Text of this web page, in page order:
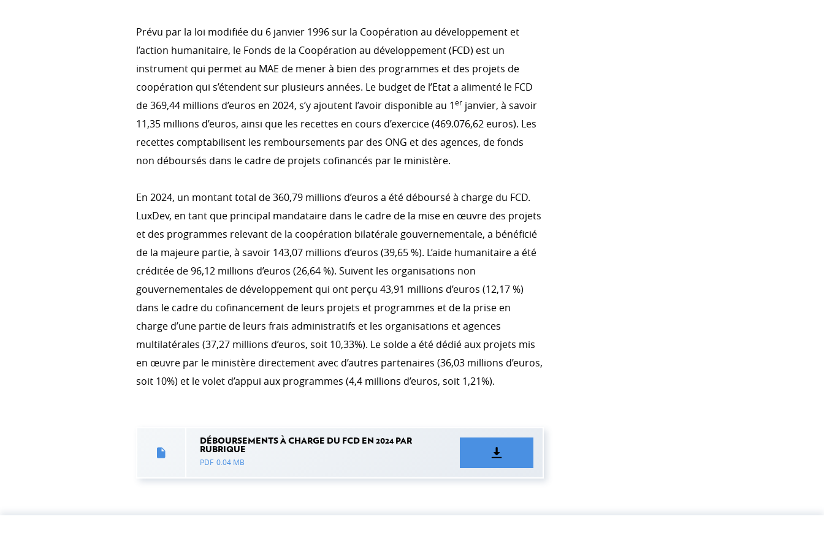
Environnement et changement climatique
Genre
Droits humains
EFFICACITÉ DU DÉVELOPPEMENT
OCDE CAD
Évaluation
Système d'information
COHÉRENCE DES POLITIQUES
développement
LUXEMBOURGEOISE
Témoignage
RAPPORT EN PDF
Prévu par la loi modifiée du 6 janvier 1996 sur la Coopération au développement et
l’action humanitaire, le Fonds de la Coopération au développement (FCD) est un
instrument qui permet au MAE de mener à bien des programmes et des projets de
coopération qui s’étendent sur plusieurs années. Le budget de l’Etat a alimenté le FCD
de 369,44 millions d’euros en 2024, s’y ajoutent l’avoir disponible au 1er janvier, à savoir
11,35 millions d’euros, ainsi que les recettes en cours d’exercice (469.076,62 euros). Les
recettes comptabilisent les remboursements par des ONG et des agences, de fonds
non déboursés dans le cadre de projets cofinancés par le ministère.
En 2024, un montant total de 360,79 millions d’euros a été déboursé à charge du FCD.
LuxDev, en tant que principal mandataire dans le cadre de la mise en œuvre des projets
et des programmes relevant de la coopération bilatérale gouvernementale, a bénéficié
de la majeure partie, à savoir 143,07 millions d’euros (39,65 %). L’aide humanitaire a été
créditée de 96,12 millions d’euros (26,64 %). Suivent les organisations non
gouvernementales de développement qui ont perçu 43,91 millions d’euros (12,17 %)
dans le cadre du cofinancement de leurs projets et programmes et de la prise en
charge d’une partie de leurs frais administratifs et les organisations et agences
multilatérales (37,27 millions d’euros, soit 10,33%). Le solde a été dédié aux projets mis
en œuvre par le ministère directement avec d’autres partenaires (36,03 millions d’euros,
soit 10%) et le volet d’appui aux programmes (4,4 millions d’euros, soit 1,21%).
DÉBOURSEMENTS À CHARGE DU FCD EN 2024 PAR
RUBRIQUE
PDF 0.04 MB